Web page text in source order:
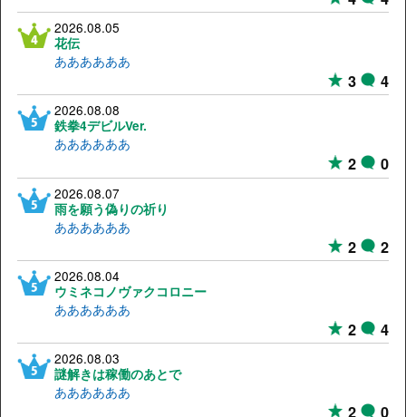
2026.08.05
花伝
ああああああ
3 4
2026.08.08
鉄拳4デビルVer.
ああああああ
2 0
2026.08.07
雨を願う偽りの祈り
ああああああ
2 2
2026.08.04
ウミネコノヴァクコロニー
ああああああ
2 4
2026.08.03
謎解きは稼働のあとで
ああああああ
2 0